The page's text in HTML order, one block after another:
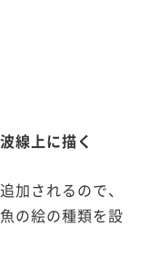
線上に描く
加されるので、
の絵の種類を設